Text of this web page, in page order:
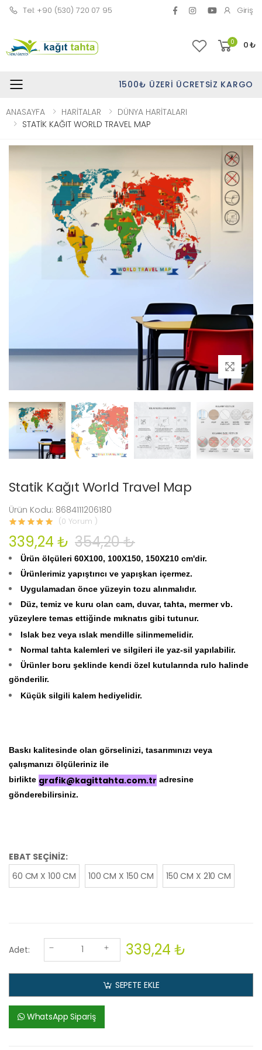
Tel: +90 (530) 720 07 95 Giriş
0 0₺
Toggle mobile menu1500₺ ÜZERI ÜCRETSIZ KARGO
ANASAYFA HARİTALAR
DÜNYA HARİTALARI
STATİK KAĞIT WORLD TRAVEL MAP
Statik Kağıt World Travel Map
Ürün Kodu: 8684111206180
(0 Yorum )
339,24 ₺ 354,20 ₺
Ürün ölçüleri 60X100, 100X150, 150X210 cm'dir.
Ürünlerimiz yapıştırıcı ve yapışkan içermez.
Uygulamadan önce yüzeyin tozu alınmalıdır.
Düz, temiz ve kuru olan cam, duvar, tahta, mermer vb.
yüzeylere temas ettiğinde mıknatıs gibi tutunur.
Islak bez veya ıslak mendille silinmemelidir.
Normal tahta kalemleri ve silgileri ile yaz-sil yapılabilir.
Ürünler boru şeklinde kendi özel kutularında rulo halinde
gönderilir.
Küçük silgili kalem hediyelidir.
Baskı kalitesinde olan görselinizi, tasarımınızı veya
çalışmanızı ölçüleriniz ile
birlikte grafik@kagittahta.com.tr adresine
gönderebilirsiniz.
EBAT SEÇİNİZ:
60 CM X 100 CM
100 CM X 150 CM 150 CM X 210 CM
Adet: 339,24 ₺
SEPETE EKLE
WhatsApp Sipariş